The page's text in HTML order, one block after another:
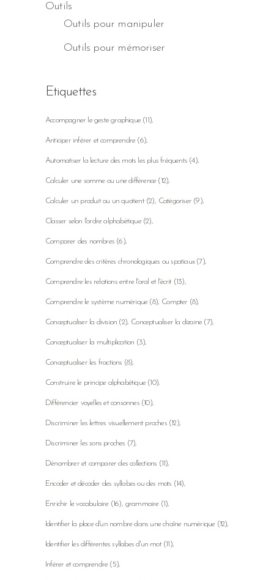
Outils
Outils pour manipuler
Outils pour mémoriser
Etiquettes
Accompagner le geste graphique(11)
Anticiper inférer et comprendre(6)
Automatiser la lecture des mots les plus fréquents (4)
Calculer une somme ou une différence(12)
Calculer un produit ou un quotient(2) Catégoriser (9)
Classer selon l'ordre alphabétique(2)
Comparer des nombres (6)
Comprendre des critères chronologiques ou spatiaux(7)
Comprendre les relations entre l'oral et l'écrit(13)
Comprendre le système numérique(8) Compter (8)
Conceptualiser la division (2) Conceptualiser la dizaine(7)
Conceptualiser la multiplication (3)
Conceptualiser les fractions (8)
Construire le principe alphabétique(10)
Différencier voyelles et consonnes(10)
Discriminer les lettres visuellement proches(12)
Discriminer les sons proches (7)
Dénombrer et comparer des collections (11)
Encoder et décoder des syllabes ou des mots (14)
Enrichir le vocabulaire(16) grammaire(1)
Identifier la place d'un nombre dans une chaîne numérique(12)
Identifier les différentes syllabes d'un mot(11)
Inférer et comprendre(5)